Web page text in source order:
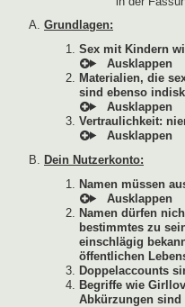
Grundlagen:
Sex mit Kindern
Materialien, die
sind ebenso
Vertraulichkeit:
Dein Nutzerkonto:
Namen müssen
Namen dürfen
bestimmtes zu
einschlägig
öffentlichen
Doppelaccounts
Begriffe wie
Abkürzungen sind